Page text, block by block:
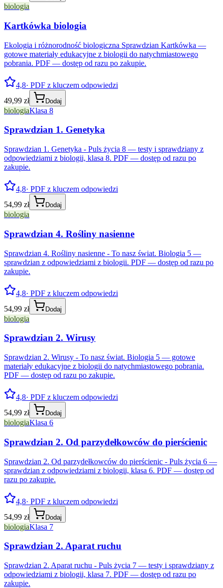
biologia
Kartkówka biologia
Ekologia i różnorodność biologiczna Sprawdzian Kartkówka —
gotowe materiały edukacyjne z biologii do natychmiastowego
pobrania. PDF — dostęp od razu po zakupie.
4,8· PDF z kluczem odpowiedzi
49,99 zł
Dodaj
biologiaKlasa 8
Sprawdzian 1. Genetyka
Sprawdzian 1. Genetyka - Puls życia 8 — testy i sprawdziany z
odpowiedziami z biologii, klasa 8. PDF — dostęp od razu po
zakupie.
4,8· PDF z kluczem odpowiedzi
54,99 zł
Dodaj
biologia
Sprawdzian 4. Rośliny nasienne
Sprawdzian 4. Rośliny nasienne - To nasz świat. Biologia 5 —
sprawdzian z odpowiedziami z biologii. PDF — dostęp od razu po
zakupie.
4,8· PDF z kluczem odpowiedzi
54,99 zł
Dodaj
biologia
Sprawdzian 2. Wirusy
Sprawdzian 2. Wirusy - To nasz świat. Biologia 5 — gotowe
materiały edukacyjne z biologii do natychmiastowego pobrania.
PDF — dostęp od razu po zakupie.
4,8· PDF z kluczem odpowiedzi
54,99 zł
Dodaj
biologiaKlasa 6
Sprawdzian 2. Od parzydełkowców do pierścienic
Sprawdzian 2. Od parzydełkowców do pierścienic - Puls życia 6 —
sprawdzian z odpowiedziami z biologii, klasa 6. PDF — dostęp od
razu po zakupie.
4,8· PDF z kluczem odpowiedzi
54,99 zł
Dodaj
biologiaKlasa 7
Sprawdzian 2. Aparat ruchu
Sprawdzian 2. Aparat ruchu - Puls życia 7 — testy i sprawdziany z
odpowiedziami z biologii, klasa 7. PDF — dostęp od razu po
zakupie.